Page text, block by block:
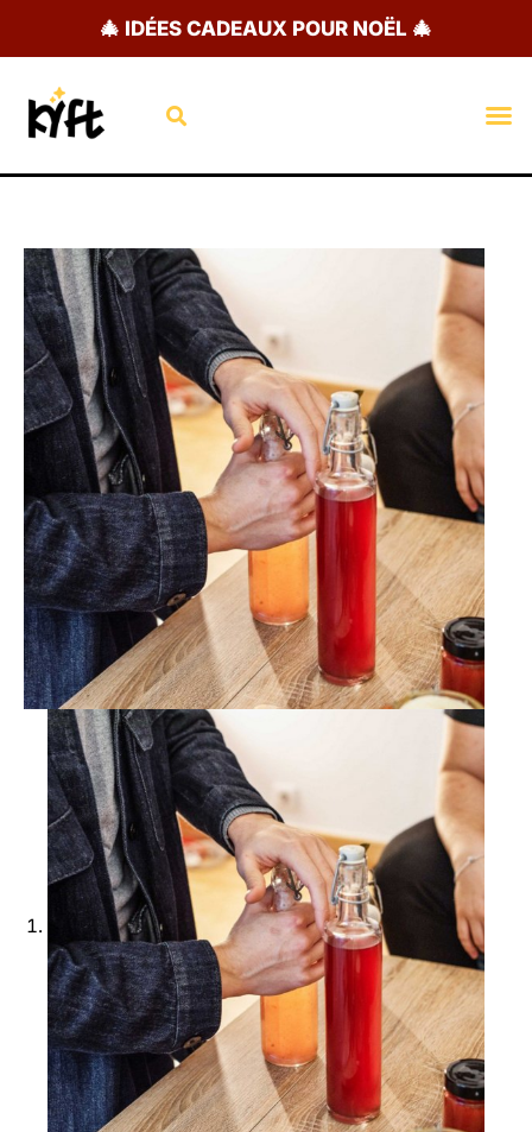
🎄 IDÉES CADEAUX POUR NOËL 🎄
Rechercher
Ajouter à ma Kyft list